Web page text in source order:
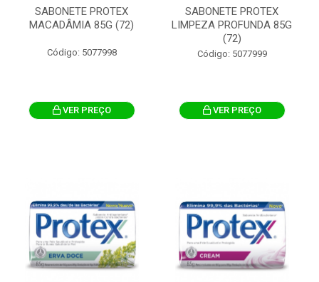
SABONETE PROTEX
MACADÂMIA 85G (72)
Código: 5077998
VER PREÇO
SABONETE PROTEX
LIMPEZA PROFUNDA 85G
(72)
Código: 5077999
VER PREÇO